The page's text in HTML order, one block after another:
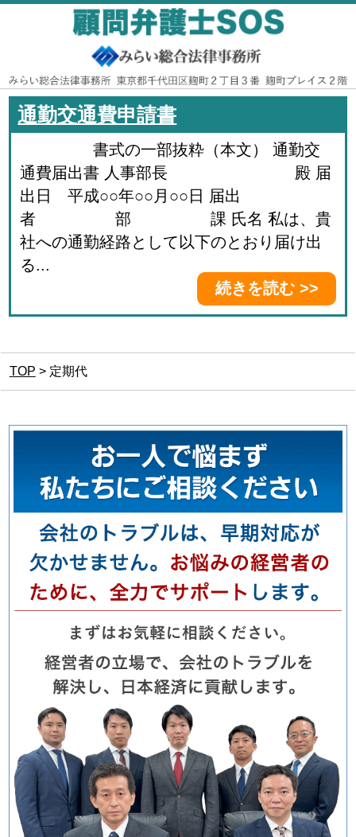
通勤交通費申請書
書式の一部抜粋（本文） 通勤交
通費届出書 人事部長 殿 届
出日 平成○○年○○月○○日 届出
者 部 課 氏名 私は、貴
社への通勤経路として以下のとおり届け出
る...
続きを読む >>
TOP > 定期代